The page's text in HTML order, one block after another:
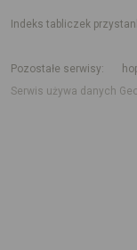
indeks tabliczek
Pozostałe serwisy
Serwis używa danych